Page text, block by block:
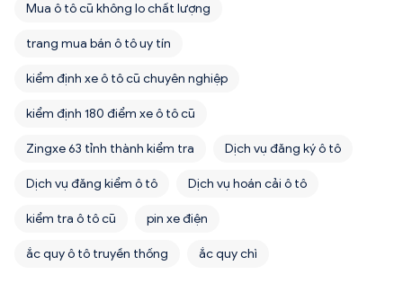
Mua ô tô cũ không lo chất lượng
trang mua bán ô tô uy tín
kiểm định xe ô tô cũ chuyên nghiệp
kiểm định 180 điểm xe ô tô cũ
Zingxe 63 tỉnh thành kiểm tra Dịch vụ đăng ký ô tô
Dịch vụ đăng kiểm ô tô Dịch vụ hoán cải ô tô
kiểm tra ô tô cũ pin xe điện
ắc quy ô tô truyền thống ắc quy chì